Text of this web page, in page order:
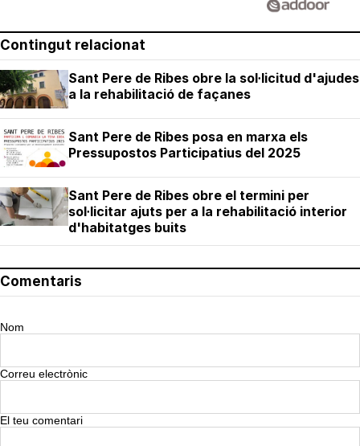
Contingut relacionat
Sant Pere de Ribes obre la sol·licitud d'ajudes
a la rehabilitació de façanes
Sant Pere de Ribes posa en marxa els
Pressupostos Participatius del 2025
Sant Pere de Ribes obre el termini per
sol·licitar ajuts per a la rehabilitació interior
d'habitatges buits
Comentaris
Nom
Correu electrònic
El teu comentari